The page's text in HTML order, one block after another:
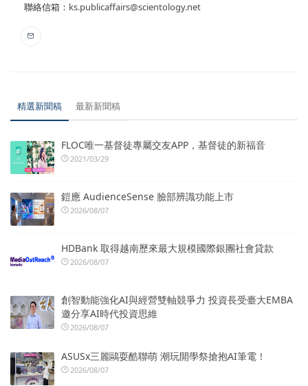
聯絡信箱： ks.publicaffairs@scientology.net
精選新聞稿 最新新聞稿
FLOC唯一基督徒專屬交友APP，基督徒的新福音
2021/03/29
鎧應 AudienceSense 臉部辨識功能上市
2026/08/07
HDBank 取得越南歷來最大規模國際銀團社會貸款
2026/08/07
創智動能強化AI與經營雙軸競爭力 投資長受臺大EMBA
邀分享AI時代投資思維
2026/08/07
ASUSx三麗鷗耍酷聯萌 潮玩開學祭搶抱AI筆電！
2026/08/07